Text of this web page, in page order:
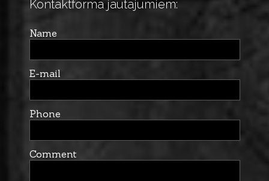
Kontaktforma jautājumiem:
Name
E-mail
Phone
Comment